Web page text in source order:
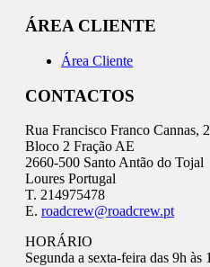
ÁREA CLIENTE
Área Cliente
CONTACTOS
Rua Francisco Franco Cannas,
Bloco 2 Fração AE
2660-500 Santo Antão do Tojal
Loures Portugal
T. 214975478
E. roadcrew@roadcrew.pt
HORÁRIO
Segunda a sexta-feira das 9h às